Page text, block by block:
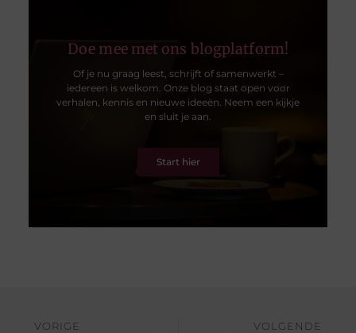
Doe mee met ons blogplatform!
Of je nu graag leest, schrijft of samenwerkt –
iedereen is welkom. Onze blog staat open voor
verhalen, kennis en nieuwe ideeën. Neem een kijkje
en sluit je aan.
Start hier
VORIGE VOLGENDE